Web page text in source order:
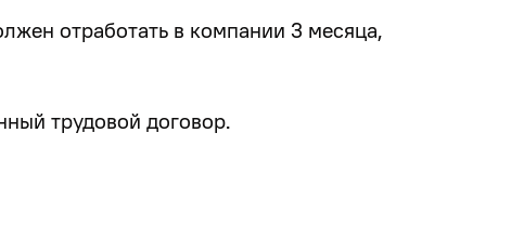
отработать в компании 3 месяца,
трудовой договор.